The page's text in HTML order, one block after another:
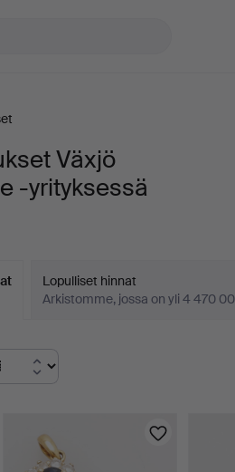
Växjö
-yrityksessä
Lopulliset hinnat
Arkistomme, jossa on yli 4 470